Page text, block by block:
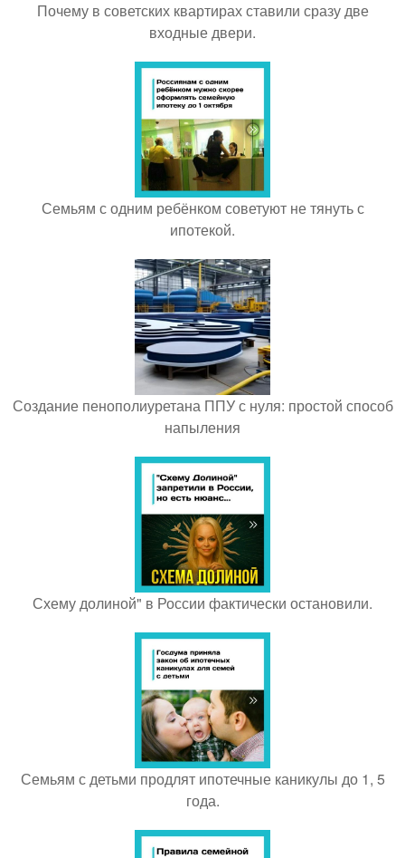
Почему в советских квартирах ставили сразу две
входные двери.
Семьям с одним ребёнком советуют не тянуть с
ипотекой.
Создание пенополиуретана ППУ с нуля: простой способ
напыления
Схему долиной" в России фактически остановили.
Семьям с детьми продлят ипотечные каникулы до 1, 5
года.